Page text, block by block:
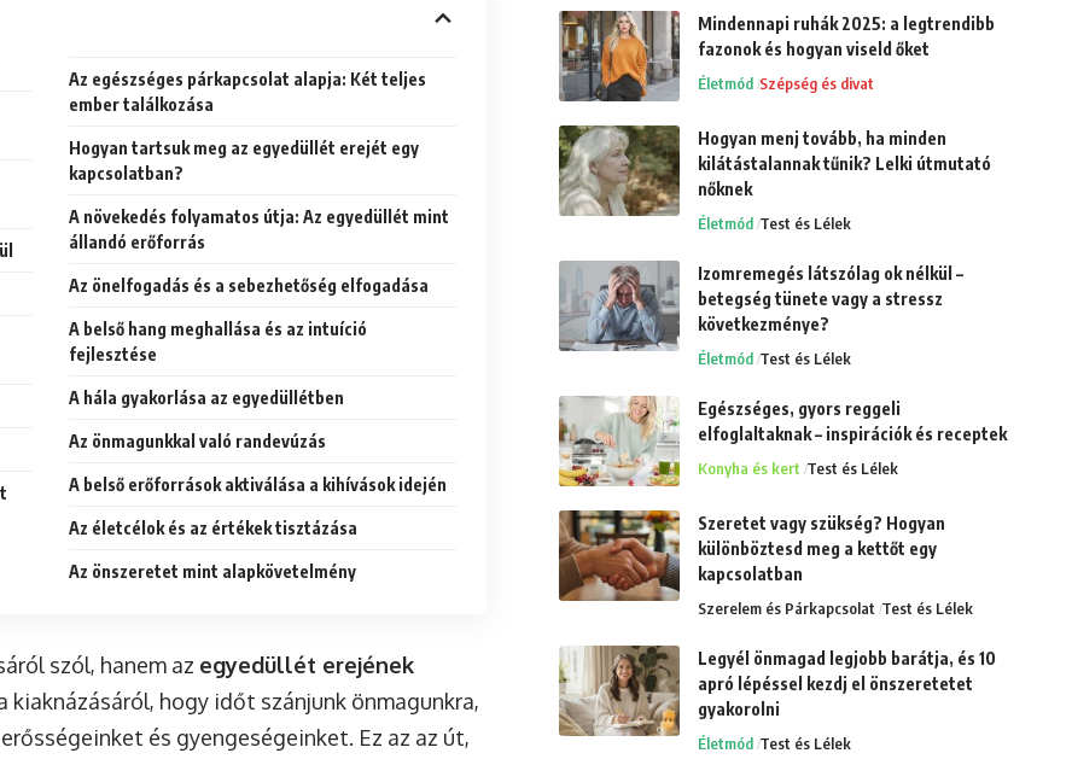
Az egészséges párkapcsolat alapja: Két teljes
ember találkozása
Hogyan tartsuk meg az egyedüllét erejét egy
kapcsolatban?
A növekedés folyamatos útja: Az egyedüllét mint
állandó erőforrás
Az önelfogadás és a sebezhetőség elfogadása
A belső hang meghallása és az intuíció
fejlesztése
A hála gyakorlása az egyedüllétben
Az önmagunkkal való randevúzás
A belső erőforrások aktiválása a kihívások idején
Az életcélok és az értékek tisztázása
Az önszeretet mint alapkövetelmény
szól, hanem az egyedüllét erejének
kiaknázásáról, hogy időt szánjunk önmagunkra,
és gyengeségeinket. Ez az az út,
Mindennapi ruhák 2025: a legtrendibb
fazonok és hogyan viseld őket
Életmód Szépség és divat
Hogyan menj tovább, ha minden
kilátástalannak tűnik? Lelki útmutató
nőknek
Életmód Test és Lélek
Izomremegés látszólag ok nélkül –
betegség tünete vagy a stressz
következménye?
Életmód Test és Lélek
Egészséges, gyors reggeli
elfoglaltaknak – inspirációk és receptek
Konyha és kert Test és Lélek
Szeretet vagy szükség? Hogyan
különböztesd meg a kettőt egy
kapcsolatban
Szerelem és Párkapcsolat Test és Lélek
Legyél önmagad legjobb barátja, és 10
apró lépéssel kezdj el önszeretetet
gyakorolni
Életmód Test és Lélek